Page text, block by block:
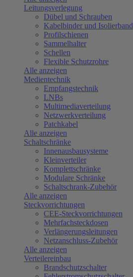
Leitungsverlegung
Dübel und Schrauben
Kabelbinder und Isolierband
Profilschienen
Sammelhalter
Schellen
Flexible Schutzrohre
Alle anzeigen
Medientechnik
Empfangstechnik
LNBs
Multimediaverteilung
Netzwerkverteilung
Patchkabel
Alle anzeigen
Schaltschränke
Innenausbausysteme
Kleinverteiler
Komplettschränke
Modulare Schränke
Schaltschrank-Zubehör
Alle anzeigen
Steckvorrichtungen
CEE-Steckvorrichtungen
Mehrfachsteckdosen
Verlängerungsleitungen
Netzanschluss-Zubehör
Alle anzeigen
Verteilereinbau
Brandschutzschalter